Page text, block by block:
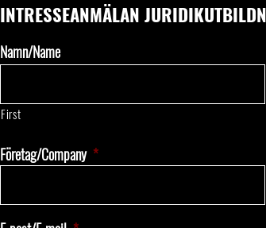
INTRESSEANMÄLAN
Namn/Name
First
Företag/Company *